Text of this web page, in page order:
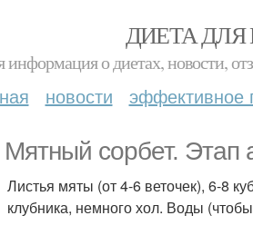
ДИЕТА
информация о диетах, новости,
новости эффективное
Мятный сорбет. Этап
Листья мяты (от 4-6 веточек), 6-8
клубника, немного хол. Воды